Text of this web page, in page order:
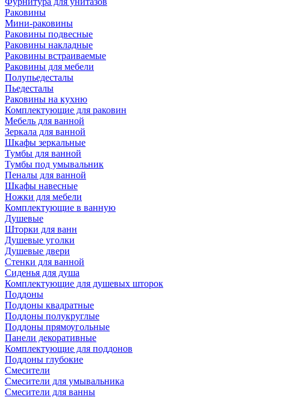
Раковины
Мини-раковины
Раковины подвесные
Раковины накладные
Раковины встраиваемые
Раковины для мебели
Полупьедесталы
Пьедесталы
Раковины на кухню
Комплектующие для раковин
Мебель для ванной
Зеркала для ванной
Шкафы зеркальные
Тумбы для ванной
Тумбы под умывальник
Пеналы для ванной
Шкафы навесные
Ножки для мебели
Комплектующие в ванную
Душевые
Шторки для ванн
Душевые уголки
Душевые двери
Стенки для ванной
Сиденья для душа
Комплектующие для душевых шторок
Поддоны
Поддоны квадратные
Поддоны полукруглые
Поддоны прямоугольные
Панели декоративные
Комплектующие для поддонов
Поддоны глубокие
Смесители
Смесители для умывальника
Смесители для ванны